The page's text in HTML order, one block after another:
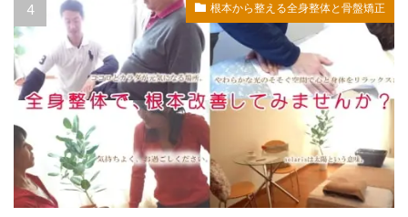
根本から整える全身整体と骨盤矯正